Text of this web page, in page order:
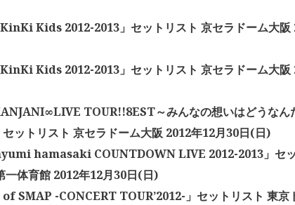
Kids 2012-2013」セットリスト 京セラドーム大阪
Kids 2012-2013」セットリスト 京セラドーム大阪
TOUR!!8EST～みんなの想いはどうなん
ットリスト 京セラドーム大阪 2012年12月30日(日)
hamasaki COUNTDOWN LIVE 2012-2013」セ
一体育館 2012年12月30日(日)
SMAP -CONCERT TOUR’2012-」セットリスト 東京